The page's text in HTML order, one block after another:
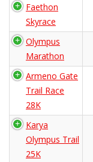
Faethon
Skyrace
Olympus
Marathon
Armeno Gate
Trail Race
28K
Karya
Olympus Trail
25K